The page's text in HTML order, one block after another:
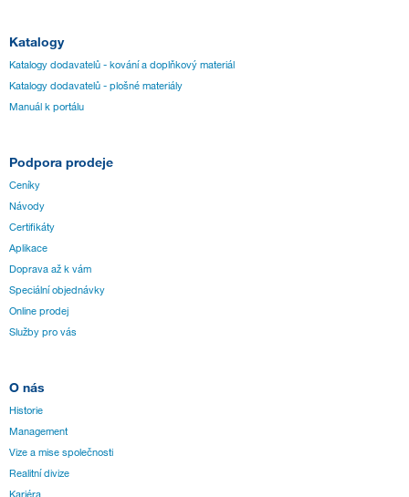
Katalogy
Katalogy dodavatelů - kování a doplňkový materiál
Katalogy dodavatelů - plošné materiály
Manuál k portálu
Podpora prodeje
Ceníky
Návody
Certifikáty
Aplikace
Doprava až k vám
Speciální objednávky
Online prodej
Služby pro vás
O nás
Historie
Management
Vize a mise společnosti
Realitní divize
Kariéra